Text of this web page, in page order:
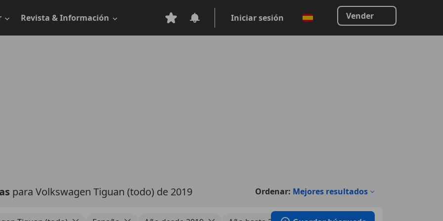
Revista & Información Iniciar sesión Vender
para Volkswagen Tiguan (todo) de 2019 Ordenar: Mejores resultados